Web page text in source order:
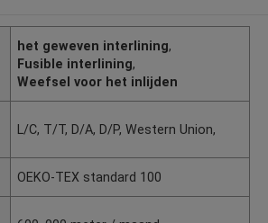
het geweven interlining,
Fusible interlining,
Weefsel voor het inlijden
L/C, T/T, D/A, D/P, Western Union,
OEKO-TEX standard 100